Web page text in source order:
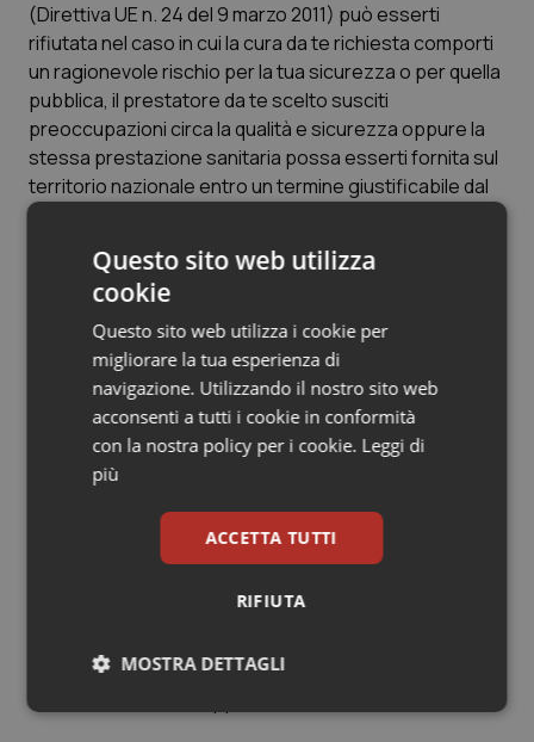
(Direttiva UE n. 24 del 9 marzo 2011) può esserti
rifiutata nel caso in cui la cura da te richiesta comporti
un ragionevole rischio per la tua sicurezza o per quella
pubblica, il prestatore da te scelto susciti
preoccupazioni circa la qualità e sicurezza oppure la
stessa prestazione sanitaria possa esserti fornita sul
territorio nazionale entro un termine giustificabile dal
punto di vista clinico.
Devo anticipare le spese delle cure all’estero?
Il Regolamento (CE) n. 883 del 29 aprile 2004 prevede
l’assistenza diretta: le prestazioni sanitarie erogate
dalle strutture sanitarie o dai professionisti, pubblici o
privati convenzionati operanti all’interno di uno Stato
UE, negli altri Paesi SEE e nella Svizzera, sono, di
norma, pagate direttamente dal proprio Sistema
sanitario, ad eccezione di una eventuale
il ticket in Italia) e che in caso di cure programmate
potrebbe essere rimborsata, in tutto o in parte.
l’assistenza indiretta: il paziente, di norma, anticipa i
previsti, e successivamente richiede il rimborso al
Sistema sanitario di appartenenza.
Questo sito web utilizza
cookie
Questo sito web utilizza i cookie per
migliorare la tua esperienza di
navigazione. Utilizzando il nostro sito web
acconsenti a tutti i cookie in conformità
con la nostra policy per i cookie. Leggi di
più
ACCETTA TUTTI
RIFIUTA
MOSTRA DETTAGLI
Necessari Statistici Marketing